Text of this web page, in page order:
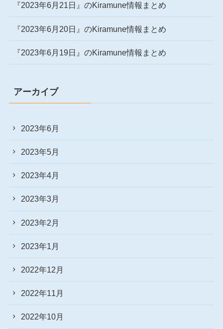
『2023年6月21日』のKiramune情報まとめ
『2023年6月20日』のKiramune情報まとめ
『2023年6月19日』のKiramune情報まとめ
アーカイブ
2023年6月
2023年5月
2023年4月
2023年3月
2023年2月
2023年1月
2022年12月
2022年11月
2022年10月